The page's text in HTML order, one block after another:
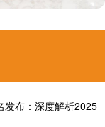
发布：深度解析2025